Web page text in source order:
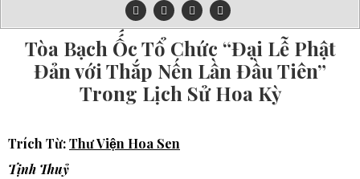
Tòa Bạch Ố́c Tổ Chức “Đại Lễ Phật
Đản với Thắp Nến Lần Đầu Tiên”
Trong Lịch Sử Hoa Kỳ
Trích Từ:Thư Viện Hoa Sen
Tịnh Thuỷ